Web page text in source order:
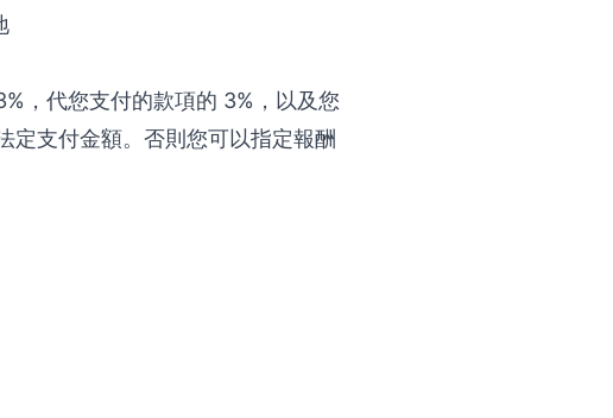
，代您支付的款項的 3%，以及您
定支付金額。否則您可以指定報酬